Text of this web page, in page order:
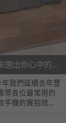
2023 九大品牌旗艦智慧手機拍照盲測，快來選出你心中的第一名！
我們延續去年豐
等各位最常用的
手機的實拍效